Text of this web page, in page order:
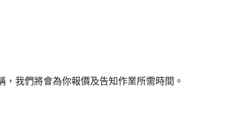
我們將會為你報價及告知作業所需時間。